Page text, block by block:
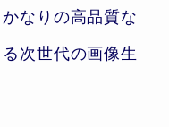
なりの高品質な
次世代の画像生